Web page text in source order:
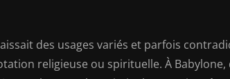
des usages variés et parfois
religieuse ou spirituelle. À Babylone,